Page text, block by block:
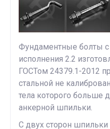
Фундаментные болты с
исполнения 2.2
ГОСТом 24379.1-2012
стальной не
тела которого больше
анкерной шпильки.
С двух сторон шпильки